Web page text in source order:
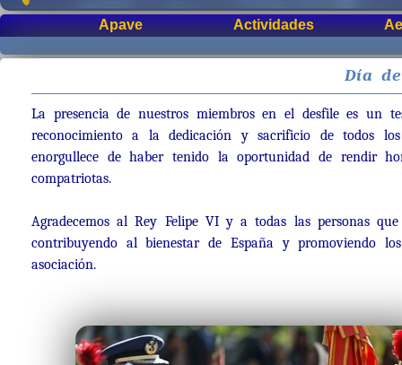
Apave Actividades
Día
La presencia de nuestros miembros en el desfile es un
reconocimiento a la dedicación y sacrificio de todos
enorgullece de haber tenido la oportunidad de rendir
compatriotas.
Agradecemos al Rey Felipe VI y a todas las personas
contribuyendo al bienestar de España y promoviendo
asociación.